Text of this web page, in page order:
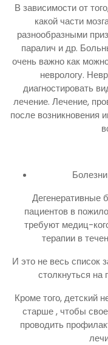
В зависимости от
какой части
разнообразными
паралич и др.
очень важно как
неврологу.
диагностировать
лечение. Лечение,
после возникновения
Дегенеративные
пациентов в
требуют медиц-
терапии в
И это не весь список
столкнуться на
Кроме того, детский
старше , чтобы
проводить